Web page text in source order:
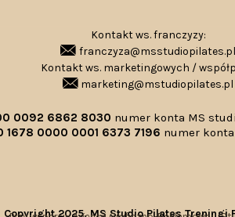
Kontakt ws. franczyzy:
franczyza@msstudiopilates.pl
Kontakt ws. marketingowych /
marketing@mstudiopilates.pl
0092 6862 8030 numer konta MS
1678 0000 0001 6373 7196 numer
Copyright 2025, MS Studio Pilates Treningi